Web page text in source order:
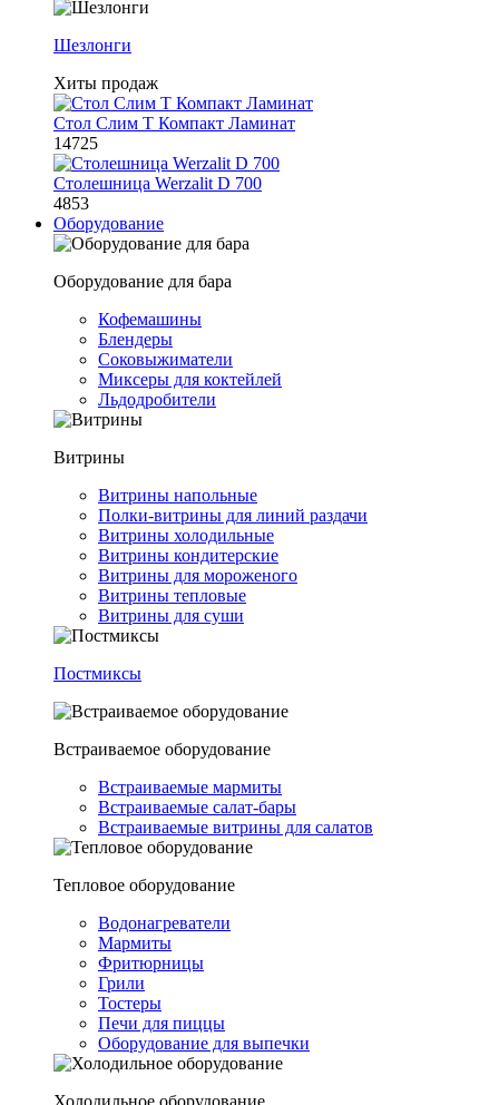
Шезлонги
Хиты продаж
Стол Слим Т Компакт Ламинат
14725
Столешница Werzalit D 700
4853
Оборудование
Оборудование для бара
Кофемашины
Блендеры
Соковыжиматели
Миксеры для коктейлей
Льдодробители
Витрины
Витрины напольные
Полки-витрины для линий раздачи
Витрины холодильные
Витрины кондитерские
Витрины для мороженого
Витрины тепловые
Витрины для суши
Постмиксы
Встраиваемое оборудование
Встраиваемые мармиты
Встраиваемые салат-бары
Встраиваемые витрины для салатов
Тепловое оборудование
Водонагреватели
Мармиты
Фритюрницы
Грили
Тостеры
Печи для пиццы
Оборудование для выпечки
Холодильное оборудование